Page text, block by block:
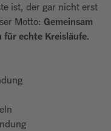
ist, der gar nicht erst
Motto: Gemeinsam
für echte Kreisläufe.